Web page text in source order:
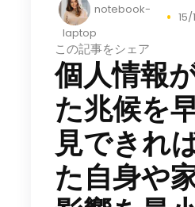
notebook-
laptop
15/
この記事をシェア
個人情報
た兆候を
見できれ
た自身や